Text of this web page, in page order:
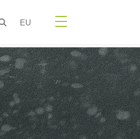
EU